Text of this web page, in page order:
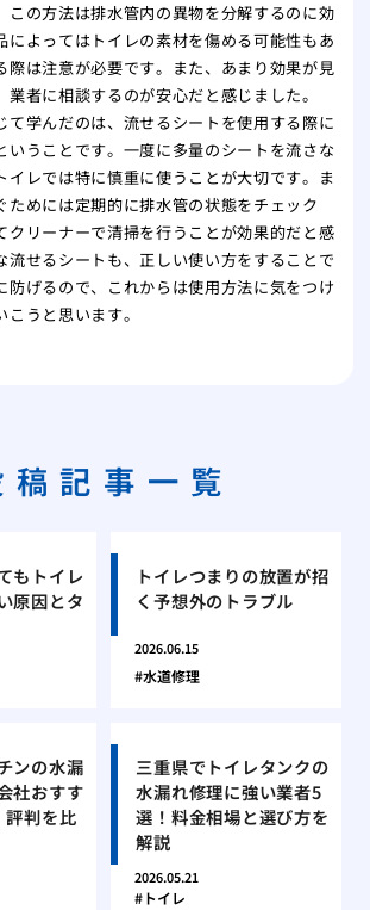
この方法は排水管内の異物を分解するのに効
によってはトイレの素材を傷める可能性もあ
際は注意が必要です。また、あまり効果が見
業者に相談するのが安心だと感じました。
て学んだのは、流せるシートを使用する際に
いうことです。一度に多量のシートを流さな
イレでは特に慎重に使うことが大切です。ま
ためには定期的に排水管の状態をチェック
クリーナーで清掃を行うことが効果的だと感
流せるシートも、正しい使い方をすることで
防げるので、これからは使用方法に気をつけ
うと思います。
稿記事一覧
もトイレ
原因とタ
トイレつまりの放置が招
く予想外のトラブル
2026.06.15
水道修理
ンの水漏
社おすす
評判を比
三重県でトイレタンクの
水漏れ修理に強い業者5
選！料金相場と選び方を
解説
2026.05.21
トイレ